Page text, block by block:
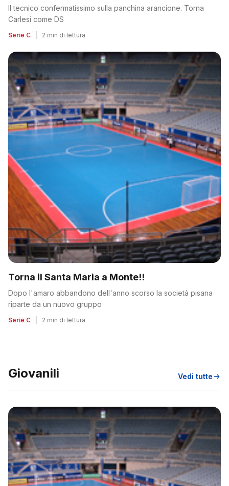
Il tecnico confermatissimo sulla panchina arancione. Torna
Carlesi come DS
Serie C 2 min di lettura
Torna il Santa Maria a Monte!!
Dopo l'amaro abbandono dell'anno scorso la società pisana
riparte da un nuovo gruppo
Serie C 2 min di lettura
Giovanili Vedi tutte